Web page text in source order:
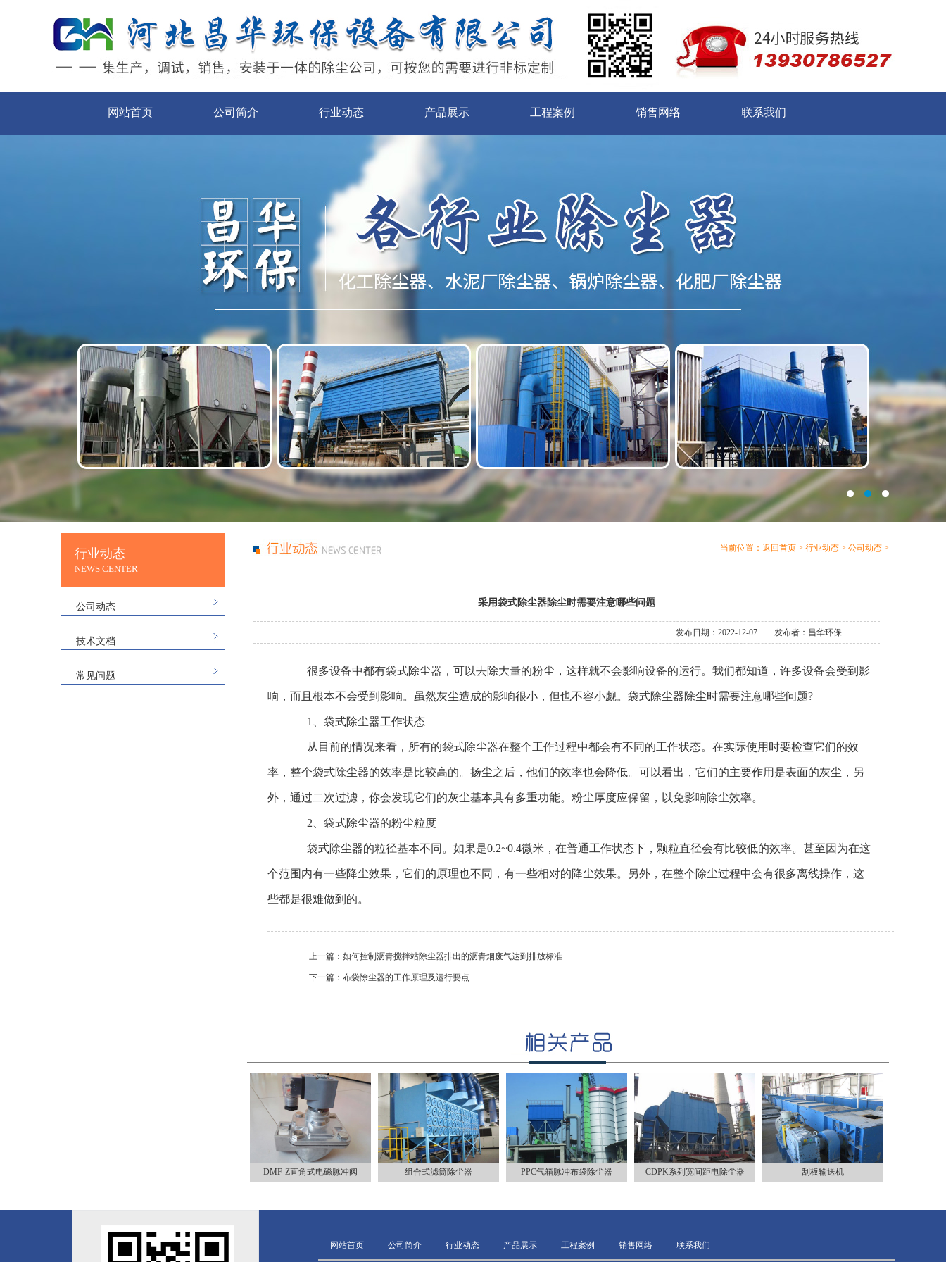
网站首页 公司简介 行业动态 产品展示 工程案例 销售网络 联系我们
行业动态
NEWS CENTER
公司动态
技术文档
常见问题
当前位置： 返回首页 > 行业动态 > 公司动态 >
采用袋式除尘器除尘时需要注意哪些问题
发布者：昌华环保
发布日期：2022-12-07
很多设备中都有袋式除尘器，可以去除大量的粉尘，这样就不会影响设备的运行。我们都知道，许多设备会受到影
响，而且根本不会受到影响。虽然灰尘造成的影响很小，但也不容小觑。袋式除尘器除尘时需要注意哪些问题?
1、袋式除尘器工作状态
从目前的情况来看，所有的袋式除尘器在整个工作过程中都会有不同的工作状态。在实际使用时要检查它们的效
率，整个袋式除尘器的效率是比较高的。扬尘之后，他们的效率也会降低。可以看出，它们的主要作用是表面的灰尘，另
外，通过二次过滤，你会发现它们的灰尘基本具有多重功能。粉尘厚度应保留，以免影响除尘效率。
2、袋式除尘器的粉尘粒度
袋式除尘器的粒径基本不同。如果是0.2~0.4微米，在普通工作状态下，颗粒直径会有比较低的效率。甚至因为在这
个范围内有一些降尘效果，它们的原理也不同，有一些相对的降尘效果。另外，在整个除尘过程中会有很多离线操作，这
些都是很难做到的。
上一篇： 如何控制沥青搅拌站除尘器排出的沥青烟废气达到排放标准
下一篇： 布袋除尘器的工作原理及运行要点
DMF-Z直角式电磁脉冲阀 组合式滤筒除尘器 PPC气箱脉冲布袋除尘器 CDPK系列宽间距电除尘器 刮板输送机
网站首页 公司简介 行业动态 产品展示 工程案例 销售网络 联系我们